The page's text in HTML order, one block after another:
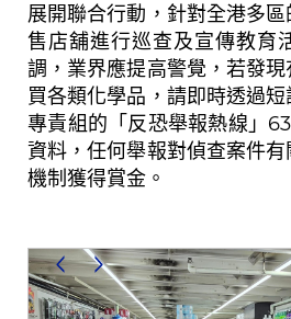
展開聯合行動，針對全港多
售店舖進行巡查及宣傳教育
調，業界應提高警覺，若發
買各類化學品，請即時透過
專責組的「反恐舉報熱線」
資料，任何舉報對偵查案件
機制獲得賞金。